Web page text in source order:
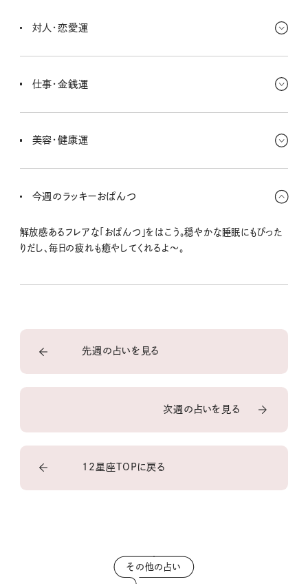
にムラがあったんじゃない？ でも大丈夫、今週からスムーズな動きに
対人・恋愛運
けでやり切るゾ！」なんて考えはやめとこ。人との交流で信頼関係が
仕事・金銭運
けるって思ったなら買っちゃってOKさ！ でも、ほどほどに、ね。
美容・健康運
たり浸かればポカポカに。汗をかいて不要な思いもデトックスできそ
今週のラッキーおぱんつ
解放感あるフレアな「おぱんつ」をはこう。穏やかな睡眠にもぴった
りだし、毎日の疲れも癒やしてくれるよ〜。
先週の占いを見る
次週の占いを見る
12星座TOPに戻る
その他の占い